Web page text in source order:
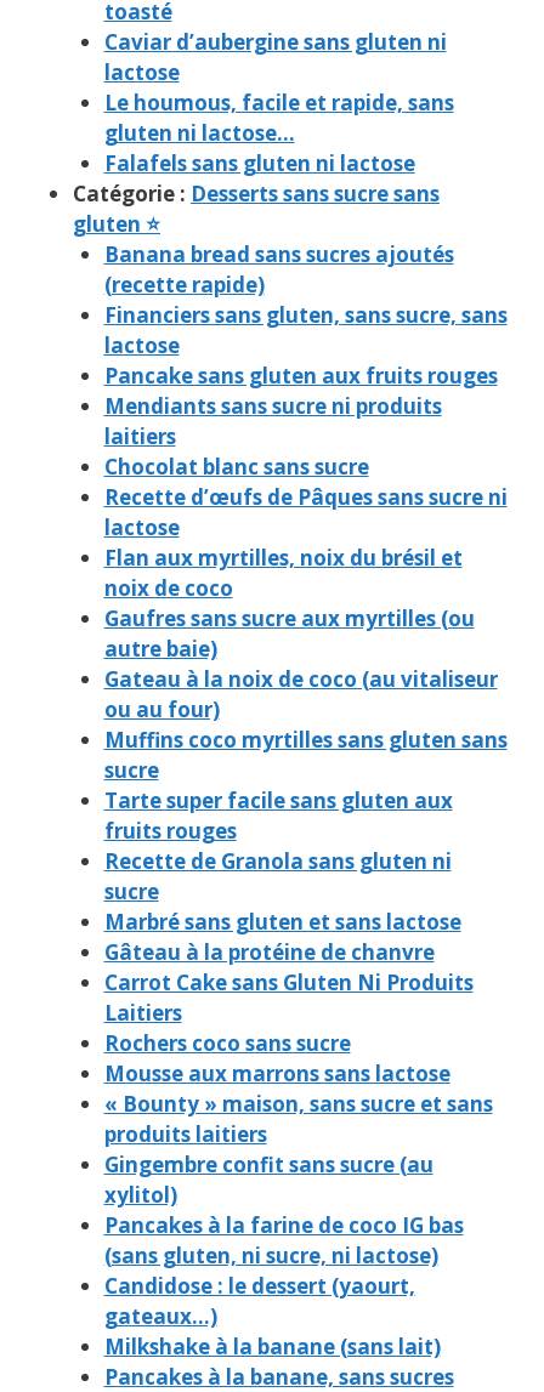
toasté
Caviar d’aubergine sans gluten ni
lactose
Le houmous, facile et rapide, sans
gluten ni lactose…
Falafels sans gluten ni lactose
Catégorie : Desserts sans sucre sans
gluten ⭐
Banana bread sans sucres ajoutés
(recette rapide)
Financiers sans gluten, sans sucre, sans
lactose
Pancake sans gluten aux fruits rouges
Mendiants sans sucre ni produits
laitiers
Chocolat blanc sans sucre
Recette d’œufs de Pâques sans sucre ni
lactose
Flan aux myrtilles, noix du brésil et
noix de coco
Gaufres sans sucre aux myrtilles (ou
autre baie)
Gateau à la noix de coco (au vitaliseur
ou au four)
Muffins coco myrtilles sans gluten sans
sucre
Tarte super facile sans gluten aux
fruits rouges
Recette de Granola sans gluten ni
sucre
Marbré sans gluten et sans lactose
Gâteau à la protéine de chanvre
Carrot Cake sans Gluten Ni Produits
Laitiers
Rochers coco sans sucre
Mousse aux marrons sans lactose
« Bounty » maison, sans sucre et sans
produits laitiers
Gingembre confit sans sucre (au
xylitol)
Pancakes à la farine de coco IG bas
(sans gluten, ni sucre, ni lactose)
Candidose : le dessert (yaourt,
gateaux…)
Milkshake à la banane (sans lait)
Pancakes à la banane, sans sucres